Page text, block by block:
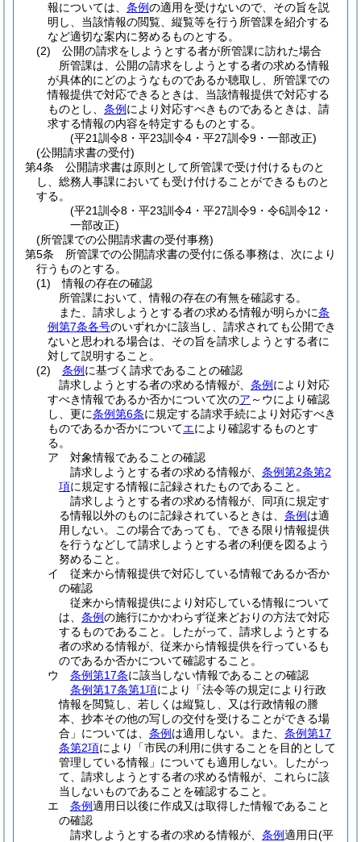
報については、 条例の適用を受けないので、その旨を説
明し、当該情報の閲覧、縦覧等を行う所管課を紹介する
など適切な案内に努めるものとする。
(2)
公開の請求をしようとする者が所管課に訪れた場合
所管課は、公開の請求をしようとする者の求める情報
が具体的にどのようなものであるか聴取し、所管課での
情報提供で対応できるときは、当該情報提供で対応する
ものとし、 条例 により対応すべきものであるときは、請
求する情報の内容を特定するものとする。
(平21訓令8・平23訓令4・平27訓令9・一部改正)
(公開請求書の受付)
第4条
公開請求書は原則として所管課で受け付けるものと
し、総務人事課においても受け付けることができるものと
する。
(平21訓令8・平23訓令4・平27訓令9・令6訓令12・
一部改正)
(所管課での公開請求書の受付事務)
第5条
所管課での公開請求書の受付に係る事務は、次により
行うものとする。
(1)
情報の存在の確認
所管課において、情報の存在の有無を確認する。
また、請求しようとする者の求める情報が明らかに条
例第7条各号のいずれかに該当し、請求されても公開でき
ないと思われる場合は、その旨を請求しようとする者に
対して説明すること。
(2)
条例 に基づく請求であることの確認
請求しようとする者の求める情報が、 条例 により対応
すべき情報であるか否かについて次のア ～ウにより確認
し、更に条例第6条に規定する請求手続により対応すべき
ものであるか否かについてエにより確認するものとす
る。
ア
対象情報であることの確認
請求しようとする者の求める情報が、 条例第2条第2
項に規定する情報に記録されたものであること。
請求しようとする者の求める情報が、同項に規定す
る情報以外のものに記録されているときは、 条例 は適
用しない。この場合であっても、できる限り情報提供
を行うなどして請求しようとする者の利便を図るよう
努めること。
イ
従来から情報提供で対応している情報であるか否か
の確認
従来から情報提供により対応している情報について
は、 条例の施行にかかわらず従来どおりの方法で対応
するものであること。したがって、請求しようとする
者の求める情報が、従来から情報提供を行っているも
のであるか否かについて確認すること。
ウ
条例第17条に該当しない情報であることの確認
条例第17条第1項により「法令等の規定により行政
情報を閲覧し、若しくは縦覧し、又は行政情報の謄
本、抄本その他の写しの交付を受けることができる場
合」については、 条例 は適用しない。また、 条例第17
条第2項により「市民の利用に供することを目的として
管理している情報」についても適用しない。したがっ
て、請求しようとする者の求める情報が、これらに該
当しないものであることを確認すること。
エ
条例適用日以後に作成又は取得した情報であること
の確認
請求しようとする者の求める情報が、 条例適用日(平